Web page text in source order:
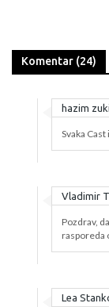
Komentar (24)
hazim
Svaka
Vladimir T
Pozdrav,
rasporeda
Lea